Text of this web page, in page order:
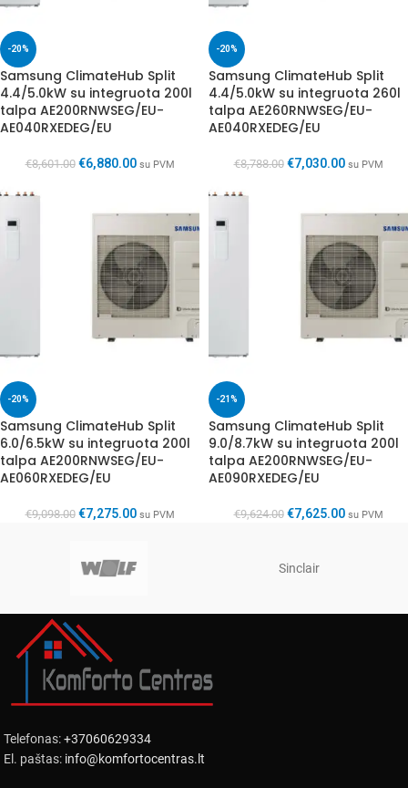
-20%
Samsung Clima­teHub Split
4.4/5.0kW su integruota 200l
talpa AE200RNWSEG/EU-
AE040RXEDEG/EU
€8,601.00 €6,880.00 su PVM
-20%
Samsung Clima­teHub Split
4.4/5.0kW su integruota 260l
talpa AE260RNWSEG/EU-
AE040RXEDEG/EU
€8,788.00 €7,030.00 su PVM
-20%
Samsung Clima­teHub Split
6.0/6.5kW su integruota 200l
talpa AE200RNWSEG/EU-
AE060RXEDEG/EU
€9,098.00 €7,275.00 su PVM
-21%
Samsung Clima­teHub Split
9.0/8.7kW su integruota 200l
talpa AE200RNWSEG/EU-
AE090RXEDEG/EU
€9,624.00 €7,625.00 su PVM
Sinclair
Telefonas:+37060629334
El. paštas: info@komfortocentras.lt